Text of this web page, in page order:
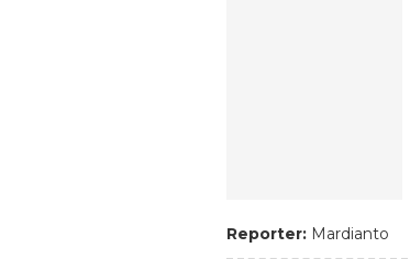
Reporter: Mardianto